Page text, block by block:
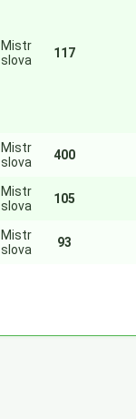
Mistr
slova
117
Mistr
slova
400
Mistr
slova
105
Mistr
slova
93